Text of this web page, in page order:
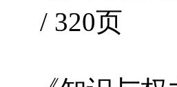
/ 320页